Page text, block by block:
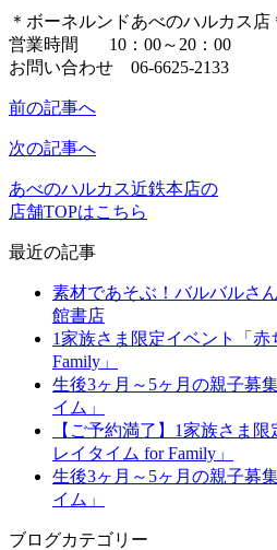
＊ボーネルンドあべのハルカス店
営業時間 10：00～20：00
お問い合わせ 06-6625-2133
前の記事へ
次の記事へ
あべのハルカス近鉄本店の
店舗TOPはこちら
最近の記事
素材であそぶ！バルバルさ
館書店
1家族さま限定イベント「
Family」
生後3ヶ月～5ヶ月の親子募
イム」
【ご予約満了】1家族さま
レイタイム for Family」
生後3ヶ月～5ヶ月の親子募
イム」
ブログカテゴリー